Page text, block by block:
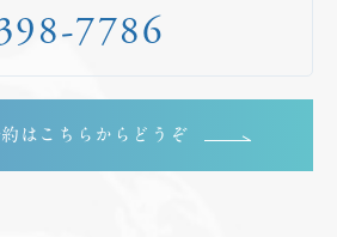
7786
はこちらからどうぞ